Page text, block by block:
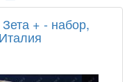
+ - набор,